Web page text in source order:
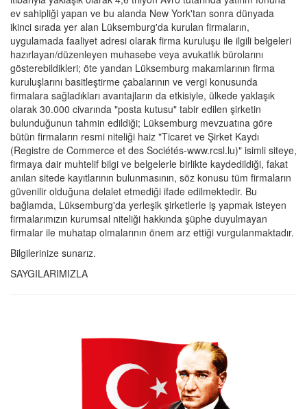
ev sahipliği yapan ve bu alanda New York'tan sonra dünyada
ikinci sırada yer alan Lüksemburg'da kurulan firmaların,
uygulamada faaliyet adresi olarak firma kuruluşu ile ilgili belgeleri
hazırlayan/düzenleyen muhasebe veya avukatlık bürolarını
gösterebildikleri; öte yandan Lüksemburg makamlarının firma
kuruluşlarını basitleştirme çabalarının ve vergi konusunda
firmalara sağladıkları avantajların da etkisiyle, ülkede yaklaşık
olarak 30.000 civarında "posta kutusu" tabir edilen şirketin
bulunduğunun tahmin edildiği; Lüksemburg mevzuatına göre
bütün firmaların resmi niteliği haiz "Ticaret ve Şirket Kaydı
(Registre de Commerce et des Sociétés-www.rcsl.lu)" isimli siteye,
firmaya dair muhtelif bilgi ve belgelerle birlikte kaydedildiği, fakat
anılan sitede kayıtlarının bulunmasının, söz konusu tüm firmaların
güvenilir olduğuna delalet etmediği ifade edilmektedir. Bu
bağlamda, Lüksemburg'da yerleşik şirketlerle iş yapmak isteyen
firmalarımızın kurumsal niteliği hakkında şüphe duyulmayan
firmalar ile muhatap olmalarının önem arz ettiği vurgulanmaktadır.
Bilgilerinize sunarız.
SAYGILARIMIZLA